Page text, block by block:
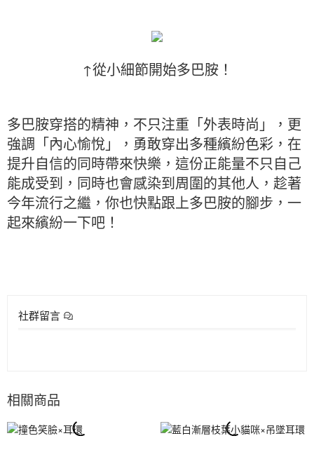
↑從小細節開始多巴胺！
多巴胺穿搭的精神，不只注重「外表時尚」，更
強調「內心愉悅」，勇敢穿出多種繽紛色彩，在
提升自信的同時帶來快樂，這份正能量不只自己
能成受到，同時也會感染到周圍的其他人，趁著
今年流行之繼，你也快點跟上多巴胺的腳步，一
起來繽紛一下吧！
社群留言
相關商品